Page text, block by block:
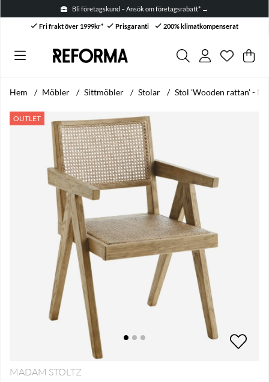
Bli företagskund – Ansök om företagsrabatt* →
Fri frakt över 1999kr* Prisgaranti 200% klimatkompenserat
Antal i
. .
Hem Möbler Sittmöbler Stolar Stol 'Wooden rattan' -
OUTLET
Produktbilder Stol 'Wooden rattan' - Natur
MADAM STOLTZ